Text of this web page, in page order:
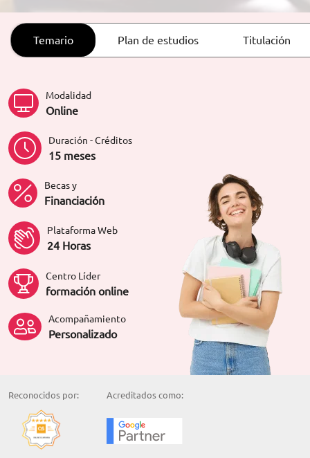
Temario Plan de estudios Titulación
Modalidad
Online
Duración - Créditos
15 meses
Becas y
Financiación
Plataforma Web
24 Horas
Centro Líder
formación online
Acompañamiento
Personalizado
Reconocidos por: Acreditados como: